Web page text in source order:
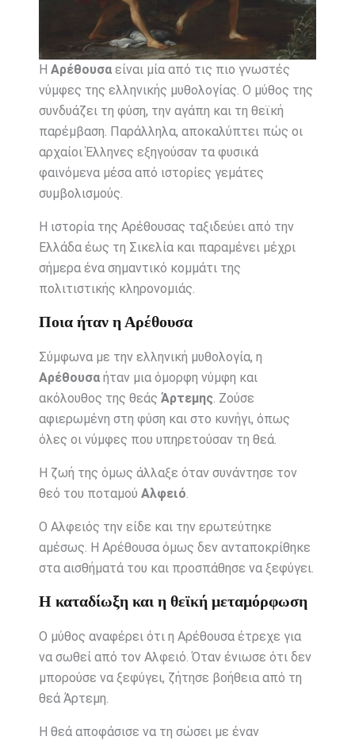
Η Αρέθουσαείναι μία από τις πιο γνωστές
νύμφες της ελληνικής μυθολογίας. Ο μύθος της
συνδυάζει τη φύση, την αγάπη και τη θεϊκή
παρέμβαση. Παράλληλα, αποκαλύπτει πώς οι
αρχαίοι Έλληνες εξηγούσαν τα φυσικά
φαινόμενα μέσα από ιστορίες γεμάτες
συμβολισμούς.
Η ιστορία της Αρέθουσας ταξιδεύει από την
Ελλάδα έως τη Σικελία και παραμένει μέχρι
σήμερα ένα σημαντικό κομμάτι της
πολιτιστικής κληρονομιάς.
Ποια ήταν η Αρέθουσα
Σύμφωνα με την ελληνική μυθολογία, η
Αρέθουσαήταν μια όμορφη νύμφη και
ακόλουθος της θεάς Άρτεμης. Ζούσε
αφιερωμένη στη φύση και στο κυνήγι, όπως
όλες οι νύμφες που υπηρετούσαν τη θεά.
Η ζωή της όμως άλλαξε όταν συνάντησε τον
θεό του ποταμού Αλφειό.
Ο Αλφειός την είδε και την ερωτεύτηκε
αμέσως. Η Αρέθουσα όμως δεν ανταποκρίθηκε
στα αισθήματά του και προσπάθησε να ξεφύγει.
Η καταδίωξη και η θεϊκή μεταμόρφωση
Ο μύθος αναφέρει ότι η Αρέθουσα έτρεχε για
να σωθεί από τον Αλφειό. Όταν ένιωσε ότι δεν
μπορούσε να ξεφύγει, ζήτησε βοήθεια από τη
θεά Άρτεμη.
Η θεά αποφάσισε να τη σώσει με έναν